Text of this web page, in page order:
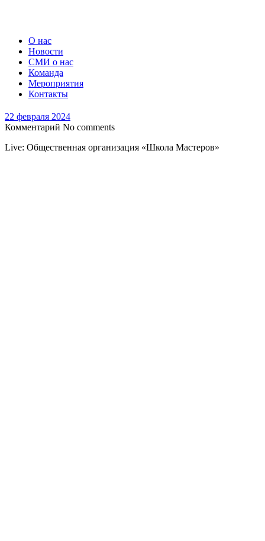
О нас
Новости
СМИ о нас
Команда
Мероприятия
Контакты
22 февраля 2024
Комментарий No comments
Live: Общественная организация «Школа Мастеров»